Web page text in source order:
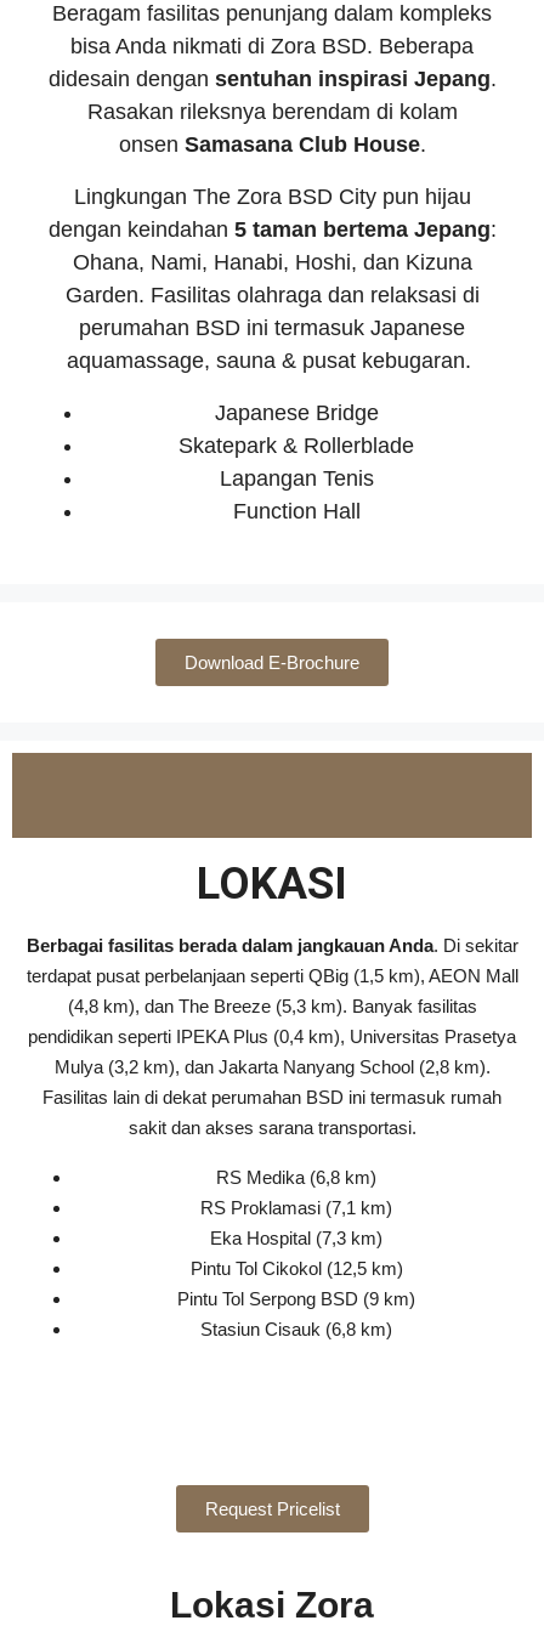
Beragam fasilitas penunjang dalam kompleks
bisa Anda nikmati di Zora BSD. Beberapa
didesain dengan sentuhan inspirasi Jepang.
Rasakan rileksnya berendam di kolam
onsen Samasana Club House.
Lingkungan The Zora BSD City pun hijau
dengan keindahan 5 taman bertema Jepang:
Ohana, Nami, Hanabi, Hoshi, dan Kizuna
Garden. Fasilitas olahraga dan relaksasi di
perumahan BSD ini termasuk Japanese
aquamassage, sauna & pusat kebugaran.
Japanese Bridge
Skatepark & Rollerblade
Lapangan Tenis
Function Hall
Download E-Brochure
LOKASI
Berbagai fasilitas berada dalam jangkauan Anda. Di sekitar
terdapat pusat perbelanjaan seperti QBig (1,5 km), AEON Mall
(4,8 km), dan The Breeze (5,3 km). Banyak fasilitas
pendidikan seperti IPEKA Plus (0,4 km), Universitas Prasetya
Mulya (3,2 km), dan Jakarta Nanyang School (2,8 km).
Fasilitas lain di dekat perumahan BSD ini termasuk rumah
sakit dan akses sarana transportasi.
RS Medika (6,8 km)
RS Proklamasi (7,1 km)
Eka Hospital (7,3 km)
Pintu Tol Cikokol (12,5 km)
Pintu Tol Serpong BSD (9 km)
Stasiun Cisauk (6,8 km)
Request Pricelist
Lokasi Zora